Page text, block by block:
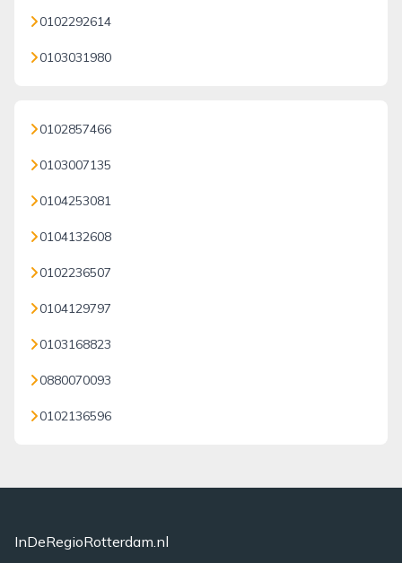
0102292614
0103031980
0102857466
0103007135
0104253081
0104132608
0102236507
0104129797
0103168823
0880070093
0102136596
InDeRegioRotterdam.nl